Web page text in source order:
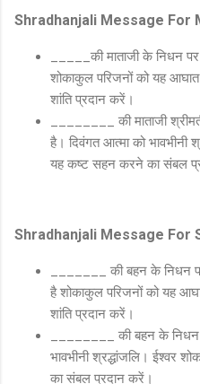
Shradhanjali Message For
_____की माताजी के निधन
शोकाकुल परिजनों को यह
शांति प्रदान करें।
________ की माताजी
है। दिवंगत आत्मा को भावभीनी
यह कष्ट सहन करने का संबल
Shradhanjali Message For
_______ की बहन के निधन
है शोकाकुल परिजनों को यह
शांति प्रदान करें।
________ की बहन के निधन
भावभीनी श्रद्धांजलि। ईश्वर
का संबल प्रदान करें।